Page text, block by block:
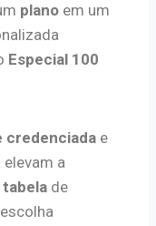
plano em um
Especial 100
credenciada e
a
tabela de